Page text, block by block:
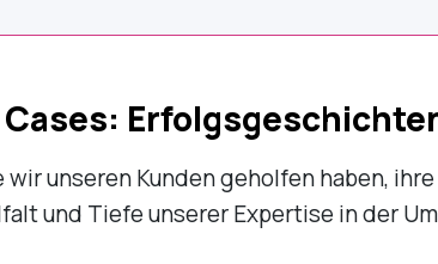
wir unseren Kunden geholfen haben,
und Tiefe unserer Expertise in der